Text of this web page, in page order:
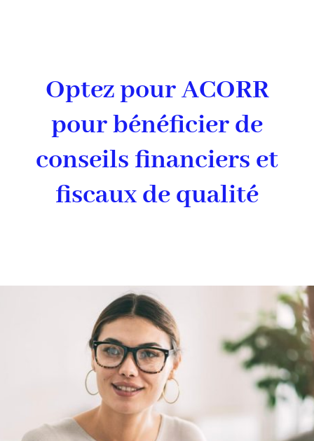
Optez pour ACORR
pour bénéficier de
conseils financiers et
fiscaux de qualité